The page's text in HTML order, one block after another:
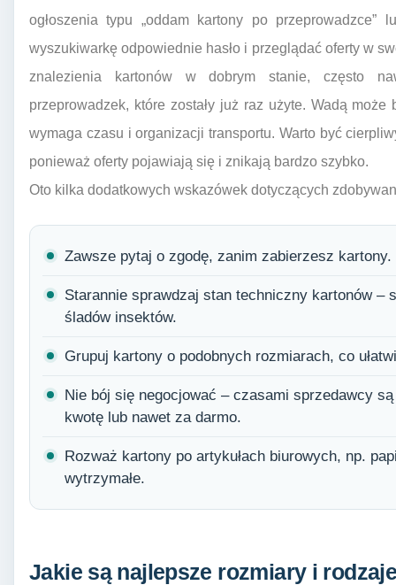
ogłoszenia typu „oddam kartony po przeprowadzce”
wyszukiwarkę odpowiednie hasło i przeglądać oferty w
znalezienia kartonów w dobrym stanie, często
przeprowadzek, które zostały już raz użyte. Wadą
wymaga czasu i organizacji transportu. Warto być
ponieważ oferty pojawiają się i znikają bardzo szybko.
Oto kilka dodatkowych wskazówek dotyczących
Zawsze pytaj o zgodę, zanim zabierzesz kartony.
Starannie sprawdzaj stan techniczny kartonów –
śladów insektów.
Grupuj kartony o podobnych rozmiarach, co
Nie bój się negocjować – czasami sprzedawcy
kwotę lub nawet za darmo.
Rozważ kartony po artykułach biurowych, np.
wytrzymałe.
Jakie są najlepsze rozmiary i